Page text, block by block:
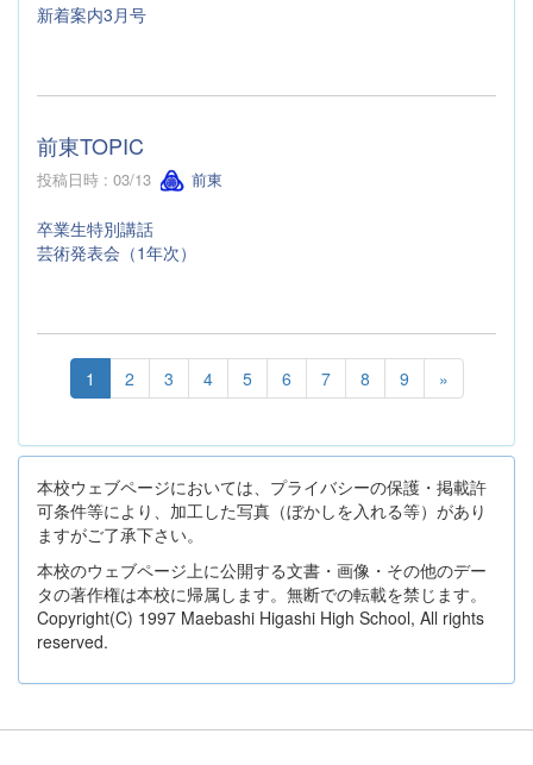
新着案内3月号
前東TOPIC
投稿日時 : 03/13 前東
卒業生特別講話
芸術発表会（1年次）
1 2 3 4 5 6 7 8 9 »
本校ウェブページにおいては、プライバシーの保護・掲載許
可条件等により、加工した写真（ぼかしを入れる等）があり
ますがご了承下さい。
本校のウェブページ上に公開する文書・画像・その他のデー
タの著作権は本校に帰属します。無断での転載を禁じます。
Copyright(C) 1997 Maebashi Higashi High School, All rights
reserved.